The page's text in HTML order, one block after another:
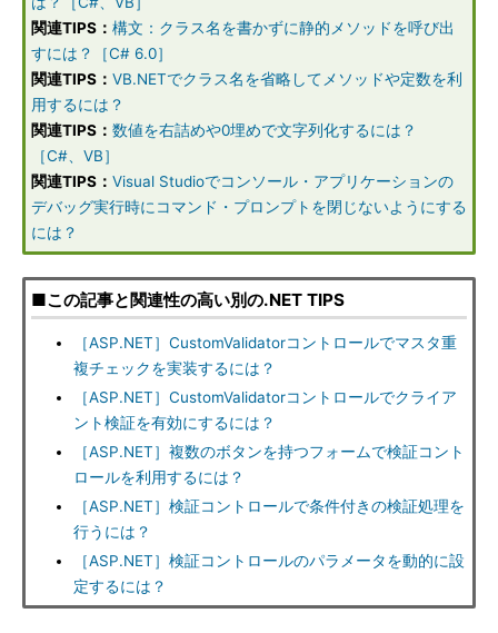
関連TIPS： 構文：クラス名を書かずに静的メソッドを呼び出
すには？［C# 6.0］
関連TIPS： VB.NETでクラス名を省略してメソッドや定数を利
用するには？
関連TIPS： 数値を右詰めや0埋めで文字列化するには？
［C#、VB］
関連TIPS： Visual Studioでコンソール・アプリケーションの
デバッグ実行時にコマンド・プロンプトを閉じないようにする
には？
■この記事と関連性の高い別の.NET TIPS
［ASP.NET］CustomValidatorコントロールでマスタ重
複チェックを実装するには？
［ASP.NET］CustomValidatorコントロールでクライア
ント検証を有効にするには？
［ASP.NET］複数のボタンを持つフォームで検証コント
ロールを利用するには？
［ASP.NET］検証コントロールで条件付きの検証処理を
行うには？
［ASP.NET］検証コントロールのパラメータを動的に設
定するには？